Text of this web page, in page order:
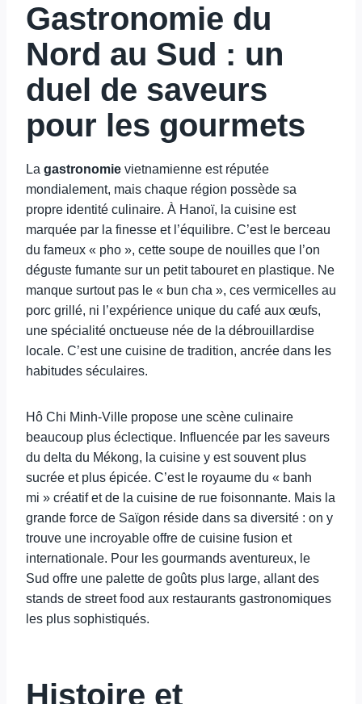
Gastronomie du
Nord au Sud : un
duel de saveurs
pour les gourmets
La gastronomie vietnamienne est réputée
mondialement, mais chaque région possède sa
propre identité culinaire. À Hanoï, la cuisine est
marquée par la finesse et l’équilibre. C’est le berceau
du fameux « pho », cette soupe de nouilles que l’on
déguste fumante sur un petit tabouret en plastique. Ne
manque surtout pas le « bun cha », ces vermicelles au
porc grillé, ni l’expérience unique du café aux œufs,
une spécialité onctueuse née de la débrouillardise
locale. C’est une cuisine de tradition, ancrée dans les
habitudes séculaires.
Hô Chi Minh-Ville propose une scène culinaire
beaucoup plus éclectique. Influencée par les saveurs
du delta du Mékong, la cuisine y est souvent plus
sucrée et plus épicée. C’est le royaume du « banh
mi » créatif et de la cuisine de rue foisonnante. Mais la
grande force de Saïgon réside dans sa diversité : on y
trouve une incroyable offre de cuisine fusion et
internationale. Pour les gourmands aventureux, le
Sud offre une palette de goûts plus large, allant des
stands de street food aux restaurants gastronomiques
les plus sophistiqués.
Histoire et